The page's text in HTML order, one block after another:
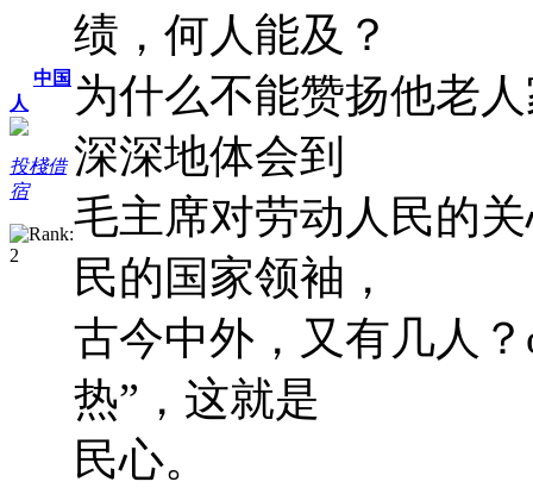
中国
人
投棧借
宿
绩，何人能及？
为什么不能赞扬他老
深深地体会到
毛主席对劳动人民的
民的国家领袖，
古今中外，又有几人
热”，这就是
民心。